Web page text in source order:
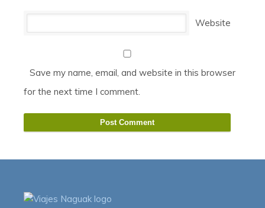
Website
Save my name, email, and website in this browser
for the next time I comment.